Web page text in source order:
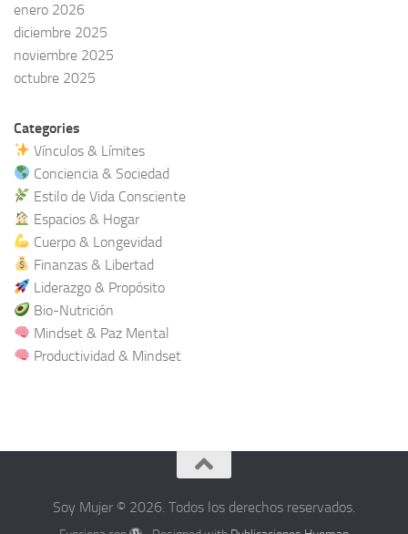
enero 2026
diciembre 2025
noviembre 2025
octubre 2025
Categories
Vínculos & Límites
Conciencia & Sociedad
Estilo de Vida Consciente
Espacios & Hogar
Cuerpo & Longevidad
Finanzas & Libertad
Liderazgo & Propósito
Bio-Nutrición
Mindset & Paz Mental
Productividad & Mindset
Soy Mujer © 2026. Todos los derechos reservados.